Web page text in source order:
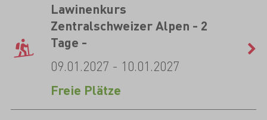
Lawinenkurs
Zentralschweizer Alpen - 2
Tage -
09.01.2027 - 10.01.2027
Freie Plätze